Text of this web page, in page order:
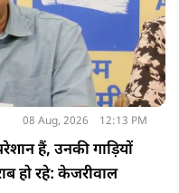
08 Aug, 2026 12:13 PM
हैं, उनकी गाड़ियों
हो रहे: केजरीवाल